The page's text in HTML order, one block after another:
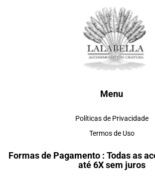
Menu
Políticas de Privacidade
Termos de Uso
Formas de Pagamento : Todas as
até 6X sem juros